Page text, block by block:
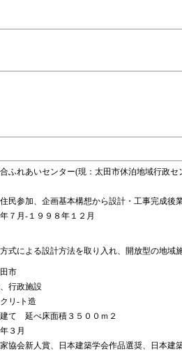
ふれあいセンター(現：太田市休泊地域行政セ
民参加、企画基本構想から設計・工事完成後
７月-１９９８年１２月
式による設計方法を取り入れ、開放型の地域
市
行政施設
リ-ト造
て 延べ床面積３５００ｍ２
３月
協会新人賞、日本建築学会作品選奨、日本建